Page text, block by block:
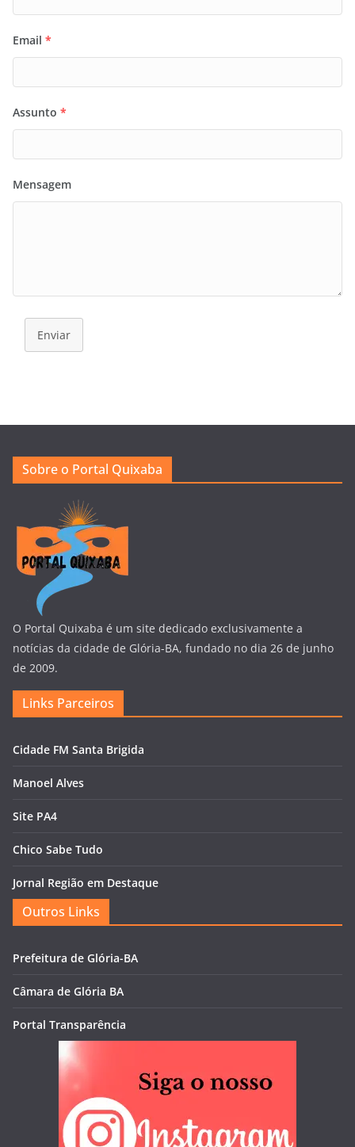
Email *
Assunto *
Mensagem
Enviar
Sobre o Portal Quixaba
O Portal Quixaba é um site dedicado exclusivamente a
notícias da cidade de Glória-BA, fundado no dia 26 de junho
de 2009.
Links Parceiros
Cidade FM Santa Brigida
Manoel Alves
Site PA4
Chico Sabe Tudo
Jornal Região em Destaque
Outros Links
Prefeitura de Glória-BA
Câmara de Glória BA
Portal Transparência